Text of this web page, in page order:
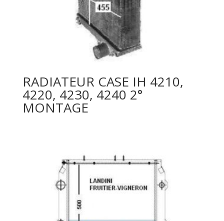
RADIATEUR CASE IH 4210,
4220, 4230, 4240 2°
MONTAGE